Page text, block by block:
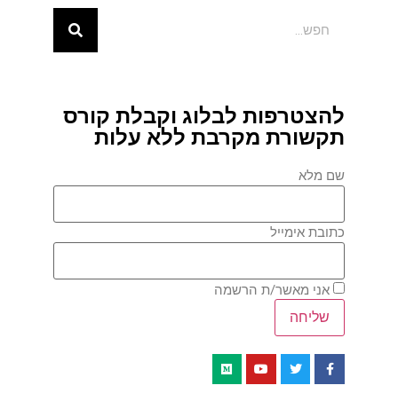
להצטרפות לבלוג וקבלת קורס
תקשורת מקרבת ללא עלות
שם מלא
כתובת אימייל
אני מאשר/ת הרשמה